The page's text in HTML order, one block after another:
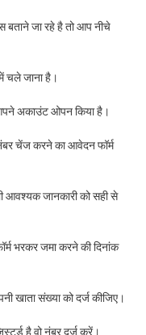
बताने जा रहे है तो आप नीचे
चले जाना है।
अकाउंट ओपन किया है।
चेंज करने का आवेदन फॉर्म
आवश्यक जानकारी को सही से
भरकर जमा करने की दिनांक
खाता संख्या को दर्ज कीजिए।
है वो नंबर दर्ज करें।